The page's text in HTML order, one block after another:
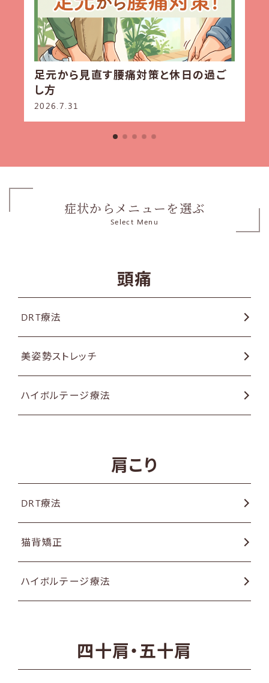
足元から見直す腰痛対策と休日の過ご
し方
2026.7.31
症状からメニューを選ぶ
Select Menu
頭痛
DRT療法
美姿勢ストレッチ
ハイボルテージ療法
肩こり
DRT療法
猫背矯正
ハイボルテージ療法
四十肩・五十肩